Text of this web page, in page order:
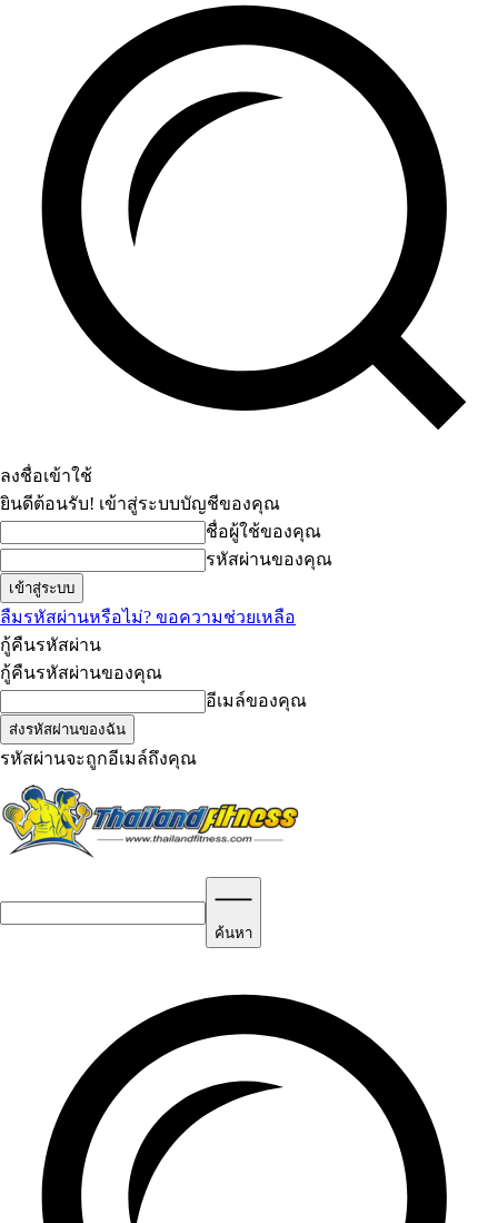
ลงชื่อเข้าใช้
ยินดีต้อนรับ! เข้าสู่ระบบบัญชีของคุณ
ชื่อผู้ใช้ของคุณ
รหัสผ่านของคุณ
ลืมรหัสผ่านหรือไม่? ขอความช่วยเหลือ
กู้คืนรหัสผ่าน
กู้คืนรหัสผ่านของคุณ
อีเมล์ของคุณ
รหัสผ่านจะถูกอีเมล์ถึงคุณ
ค้นหา